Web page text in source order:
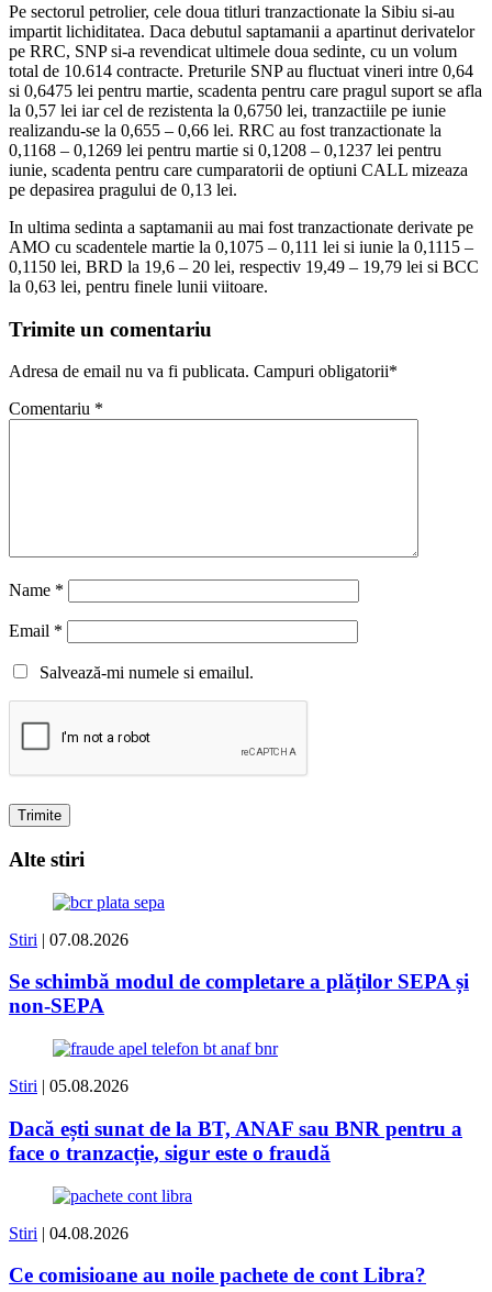
Pe sectorul petrolier, cele doua titluri tranzactionate la Sibiu si-au
impartit lichiditatea. Daca debutul saptamanii a apartinut derivatelor
pe RRC, SNP si-a revendicat ultimele doua sedinte, cu un volum
total de 10.614 contracte. Preturile SNP au fluctuat vineri intre 0,64
si 0,6475 lei pentru martie, scadenta pentru care pragul suport se afla
la 0,57 lei iar cel de rezistenta la 0,6750 lei, tranzactiile pe iunie
realizandu-se la 0,655 – 0,66 lei. RRC au fost tranzactionate la
0,1168 – 0,1269 lei pentru martie si 0,1208 – 0,1237 lei pentru
iunie, scadenta pentru care cumparatorii de optiuni CALL mizeaza
pe depasirea pragului de 0,13 lei.
In ultima sedinta a saptamanii au mai fost tranzactionate derivate pe
AMO cu scadentele martie la 0,1075 – 0,111 lei si iunie la 0,1115 –
0,1150 lei, BRD la 19,6 – 20 lei, respectiv 19,49 – 19,79 lei si BCC
la 0,63 lei, pentru finele lunii viitoare.
Trimite un comentariu
Adresa de email nu va fi publicata. Campuri obligatorii*
Comentariu *
Name *
Email *
Salvează-mi numele si emailul.
Alte stiri
Stiri | 07.08.2026
Se schimbă modul de completare a plăților SEPA și
non-SEPA
Stiri | 05.08.2026
Dacă ești sunat de la BT, ANAF sau BNR pentru a
face o tranzacție, sigur este o fraudă
Stiri | 04.08.2026
Ce comisioane au noile pachete de cont Libra?